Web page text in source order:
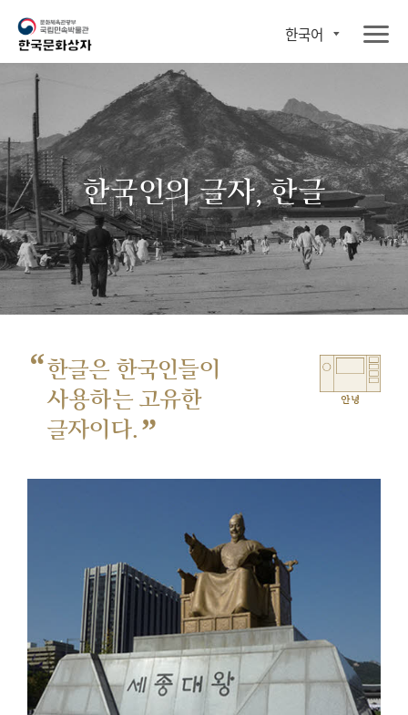
한국어
한국인의 글자, 한글
“한글은 한국인들이
사용하는 고유한
글자이다. ”
안녕